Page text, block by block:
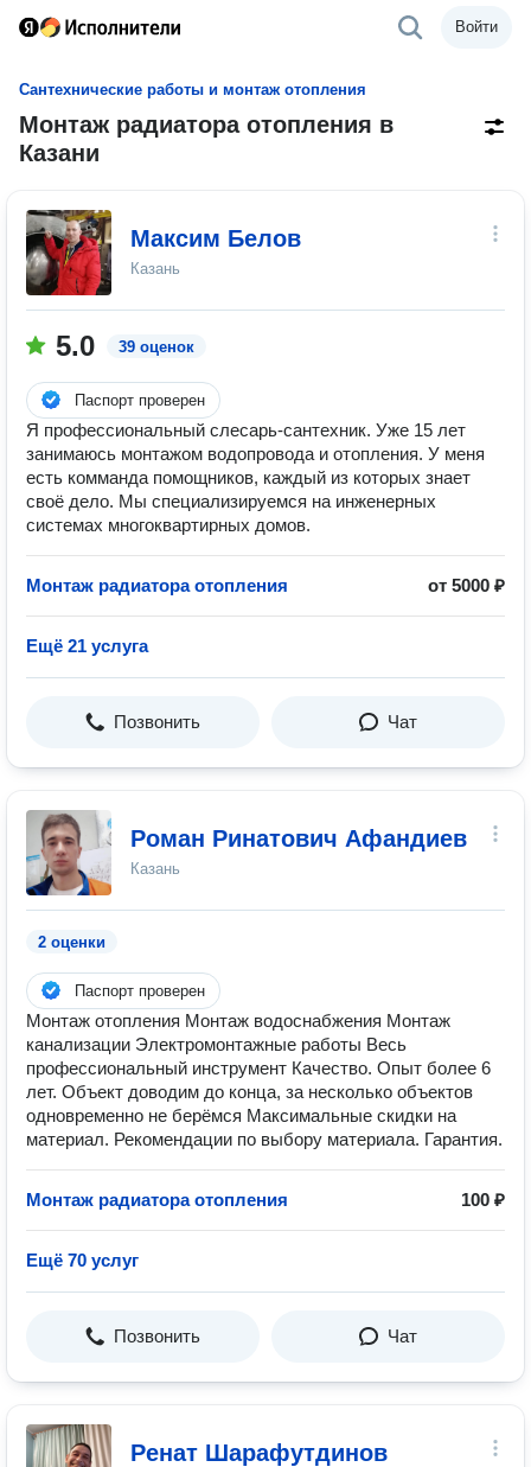
Войти
Сантехнические работы и монтаж отопления
Монтаж радиатора отопления в
Казани
Максим Белов
Казань
5.0 39 оценок
Паспорт проверен
Я профессиональный слесарь-сантехник. Уже 15 лет
занимаюсь монтажом водопровода и отопления. У меня
есть комманда помощников, каждый из которых знает
своё дело. Мы специализируемся на инженерных
системах многоквартирных домов.
Монтаж радиатора отопления от 5000 ₽
Ещё 21 услуга
Позвонить Чат
Роман Ринатович Афандиев
Казань
2 оценки
Паспорт проверен
Монтаж отопления Монтаж водоснабжения Монтаж
канализации Электромонтажные работы Весь
профессиональный инструмент Качество. Опыт более 6
лет. Объект доводим до конца, за несколько объектов
одновременно не берёмся Максимальные скидки на
материал. Рекомендации по выбору материала. Гарантия.
Монтаж радиатора отопления 100 ₽
Ещё 70 услуг
Позвонить Чат
Ренат Шарафутдинов